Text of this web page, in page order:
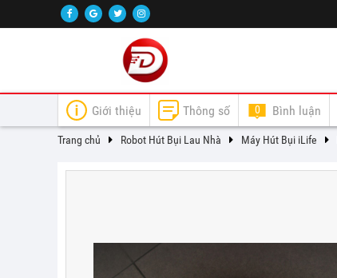
Giới thiệu Thông số 0 Bình luận
Trang chủ Robot Hút Bụi Lau Nhà Máy Hút Bụi iLife